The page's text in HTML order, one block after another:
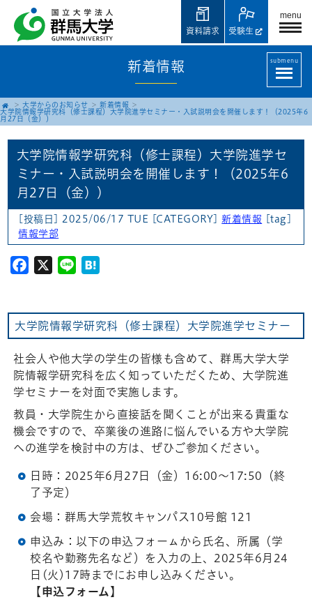
menu
受験生
資料請求
新着情報 submenu
大学からのお知らせ
新着情報
大学院情報学研究科（修士課程）大学院進学セミナー・入試説明会を開催します！（2025年6
月27日（金））
大学院情報学研究科（修士課程）大学院進学セ
ミナー・入試説明会を開催します！（2025年6
月27日（金））
[投稿日] 2025/06/17 TUE [CATEGORY]新着情報 [tag]
情報学部
Facebook
X Line
大学院情報学研究科（修士課程）大学院進学セミナー
社会人や他大学の学生の皆様も含めて、群馬大学大学
院情報学研究科を広く知っていただくため、大学院進
学セミナーを対面で実施します。
教員・大学院生から直接話を聞くことが出来る貴重な
機会ですので、卒業後の進路に悩んでいる方や大学院
への進学を検討中の方は、ぜひご参加ください。
日時：2025年6月27日（金）16:00～17:50（終
了予定）
会場：群馬大学荒牧キャンパス10号館 121
申込み：以下の申込フォーㇺから氏名、所属（学
校名や勤務先名など）を入力の上、2025年6月24
日(火)17時までにお申し込みください。
【申込フォーム】